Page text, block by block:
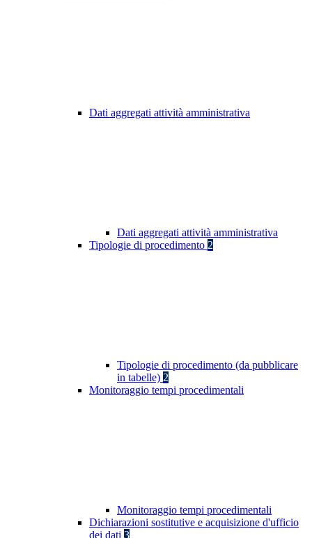
Dati aggregati attività amministrativa
Dati aggregati attività amministrativa
Tipologie di procedimento 2
Tipologie di procedimento (da pubblicare
in tabelle) 2
Monitoraggio tempi procedimentali
Monitoraggio tempi procedimentali
Dichiarazioni sostitutive e acquisizione d'ufficio
dei dati 3